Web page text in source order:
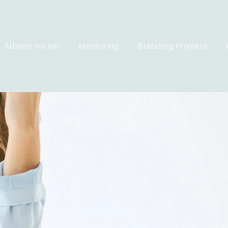
Arbeite mit mir Mentoring Branding Projekte